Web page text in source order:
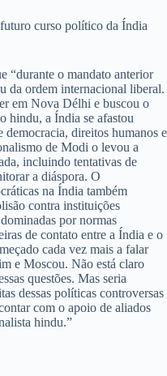
curso político da Índia
“durante o mandato anterior
da ordem internacional liberal.
em Nova Délhi e buscou o
hindu, a Índia se afastou
democracia, direitos humanos e
de Modi o levou a
incluindo tentativas de
a diáspora. O
na Índia também
contra instituições
por normas
de contato entre a Índia e o
cada vez mais a falar
e Moscou. Não está claro
questões. Mas seria
dessas políticas controversas
com o apoio de aliados
hindu.”